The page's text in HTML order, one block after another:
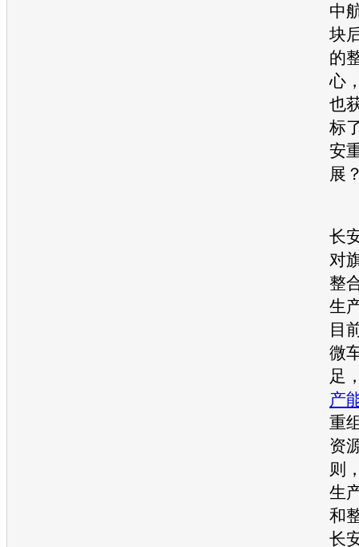
中
块
的
心
也
标
安
展
长
对
整
生
目
微
足
产
重
资
则
生
和
长